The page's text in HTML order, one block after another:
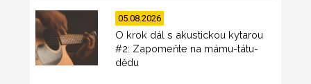
05.08.2026
O krok dál s akustickou kytarou
#2: Zapomeňte na mámu-tátu-
dědu